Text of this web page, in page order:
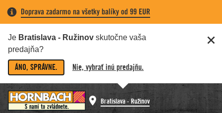
Doprava zadarmo na všetky balíky od 99 EUR
Je Bratislava - Ružinov skutočne vaša
predajňa?
ÁNO, SPRÁVNE. Nie, vybrať inú predajňu.
Bratislava - Ružinov